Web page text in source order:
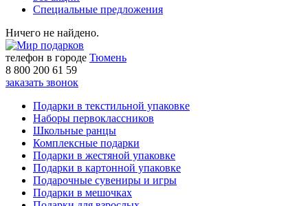
Специальные предложения
Ничего не найдено.
телефон в городе Тюмень
8 800 200 61 59
заказать звонок
Подарки в текстильной упаковке
Наборы первоклассников
Школьные ранцы
Комплексные подарки
Подарки в жестяной упаковке
Подарки в картонной упаковке
Подарочные сувениры и игры
Подарки в мешочках